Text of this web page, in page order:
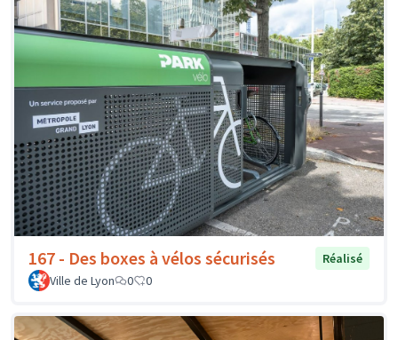
167 - Des boxes à vélos sécurisés
Réalisé
Ville de Lyon
0 0